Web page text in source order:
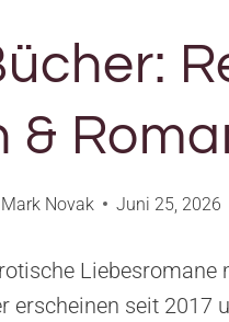
&
Mark Novak Juni 25, 2026
Liebesromane
erscheinen seit 2017